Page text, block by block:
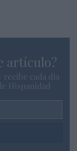
artículo?
cada dia
Hispanidad